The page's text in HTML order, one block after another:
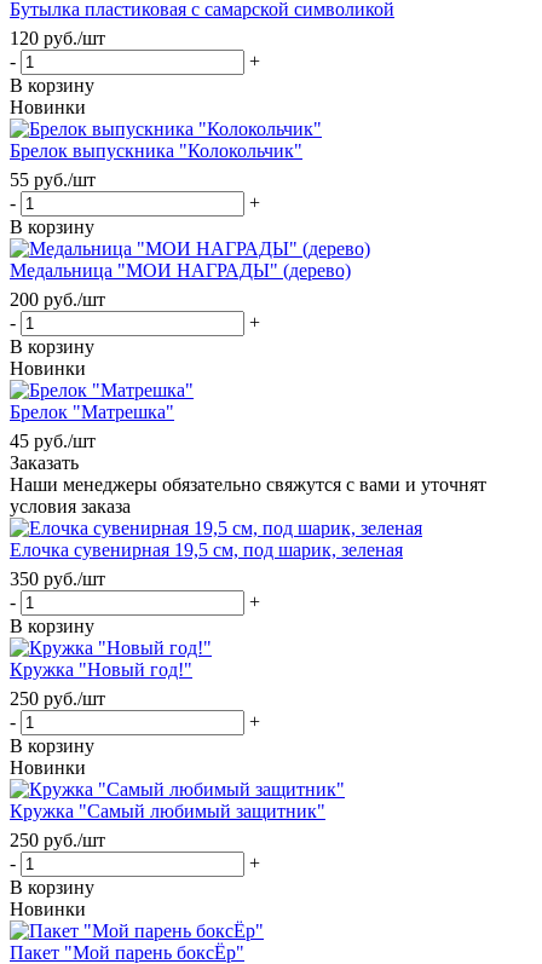
Бутылка пластиковая с самарской символикой
120 руб./шт
-
+
В корзину
Новинки
Брелок выпускника "Колокольчик"
55 руб./шт
-
+
В корзину
Медальница "МОИ НАГРАДЫ" (дерево)
200 руб./шт
-
+
В корзину
Новинки
Брелок "Матрешка"
45 руб./шт
Заказать
Наши менеджеры обязательно свяжутся с вами и уточнят
условия заказа
Елочка сувенирная 19,5 см, под шарик, зеленая
350 руб./шт
-
+
В корзину
Кружка "Новый год!"
250 руб./шт
-
+
В корзину
Новинки
Кружка "Самый любимый защитник"
250 руб./шт
-
+
В корзину
Новинки
Пакет "Мой парень боксЁр"